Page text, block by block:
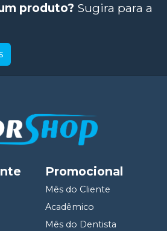
produto? Sugira para a
Promocional
Mês do Cliente
Acadêmico
Mês do Dentista